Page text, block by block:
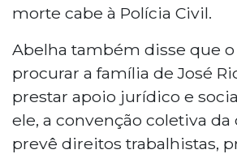
morte cabe à Polícia Civil.
Abelha também disse que
procurar a família de José
prestar apoio jurídico e
ele, a convenção coletiva da
prevê direitos trabalhistas,